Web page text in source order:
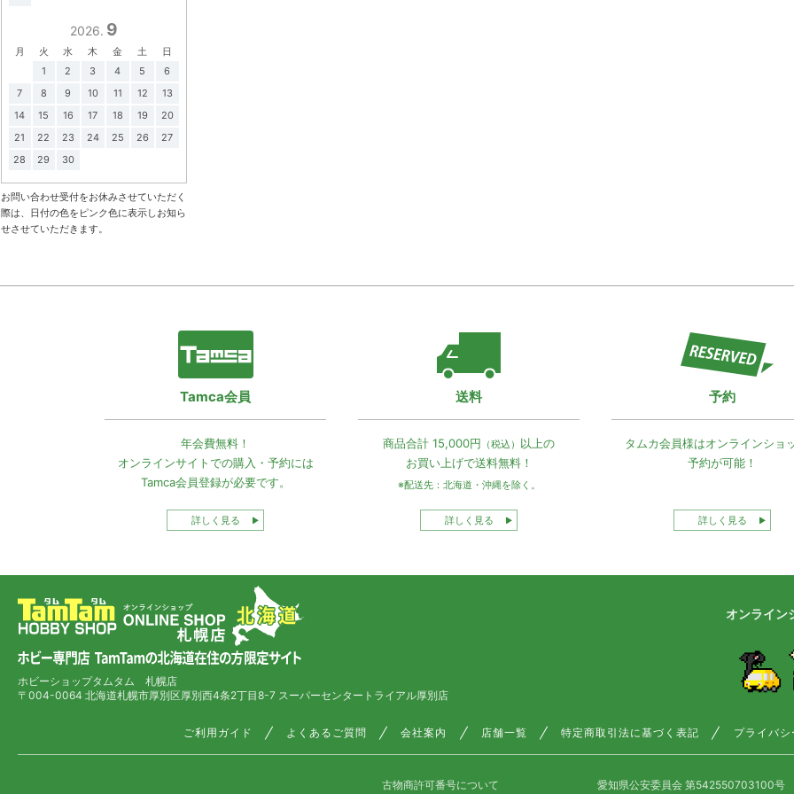
2026. 9
月 火 水 木 金 土
日
1
2 3 4 5
6
7
8 9 10 11 12
13
14
15 16 17 18 19
20
21
22 23 24 25 26
27
28
29 30
お問い合わせ受付をお休みさせていただく
際は、日付の色をピンク色に表示しお知ら
せさせていただきます。
Tamca会員
年会費無料！
オンラインサイトでの購入・予約には
Tamca会員登録が必要です。
詳しく見る
送料
商品合計 15,000円 （税込） 以上の
お買い上げで送料無料！
※配送先：北海道・沖縄を除く。
詳しく見る
予約
タムカ会員様はオンラインショ
予約が可能！
詳しく見る
ホビーショップタムタム 札幌店
〒004-0064 北海道札幌市厚別区厚別西4条2丁目8-7 スーパーセンタートライアル厚別店
オンライン
ご利用ガイド よくあるご質問 会社案内 店舗一覧 特定商取引法に基づく表記 プライバ
古物商許可番号について 愛知県公安委員会 第542550703100号